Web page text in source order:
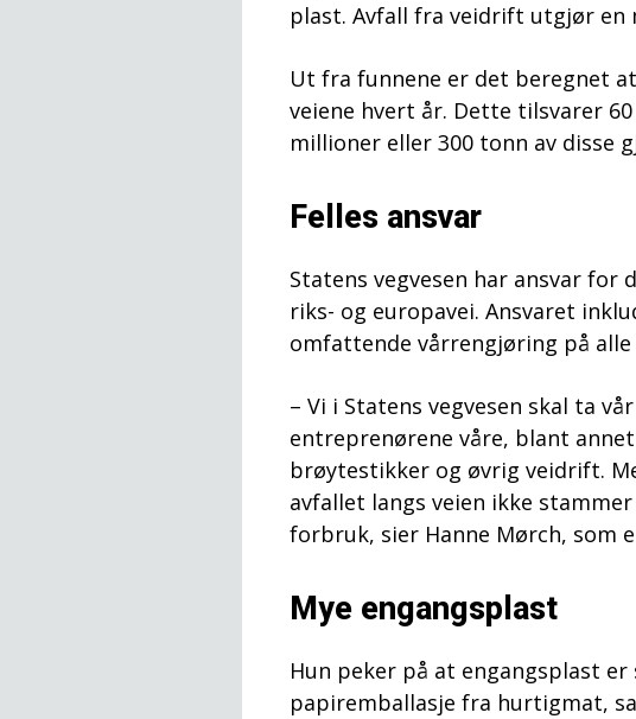
plast. Avfall fra veidrift utgjør en
Ut fra funnene er det beregnet
veiene hvert år. Dette tilsvarer
millioner eller 300 tonn av disse
Felles ansvar
Statens vegvesen har ansvar for
riks- og europavei. Ansvaret
omfattende vårrengjøring på
– Vi i Statens vegvesen skal ta
entreprenørene våre, blant
brøytestikker og øvrig veidrift.
avfallet langs veien ikke
forbruk, sier Hanne Mørch, som
Mye engangsplast
Hun peker på at engangsplast
papiremballasje fra hurtigmat,